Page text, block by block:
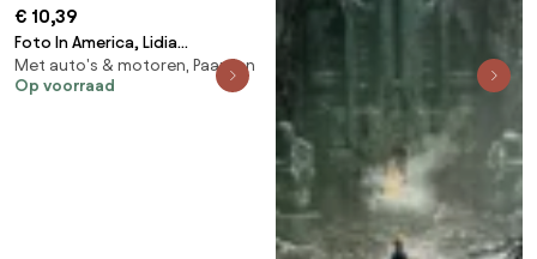
€ 10,39
Foto In America, Lidia
Vanhamme
Met auto's & motoren, Paarden
Op voorraad